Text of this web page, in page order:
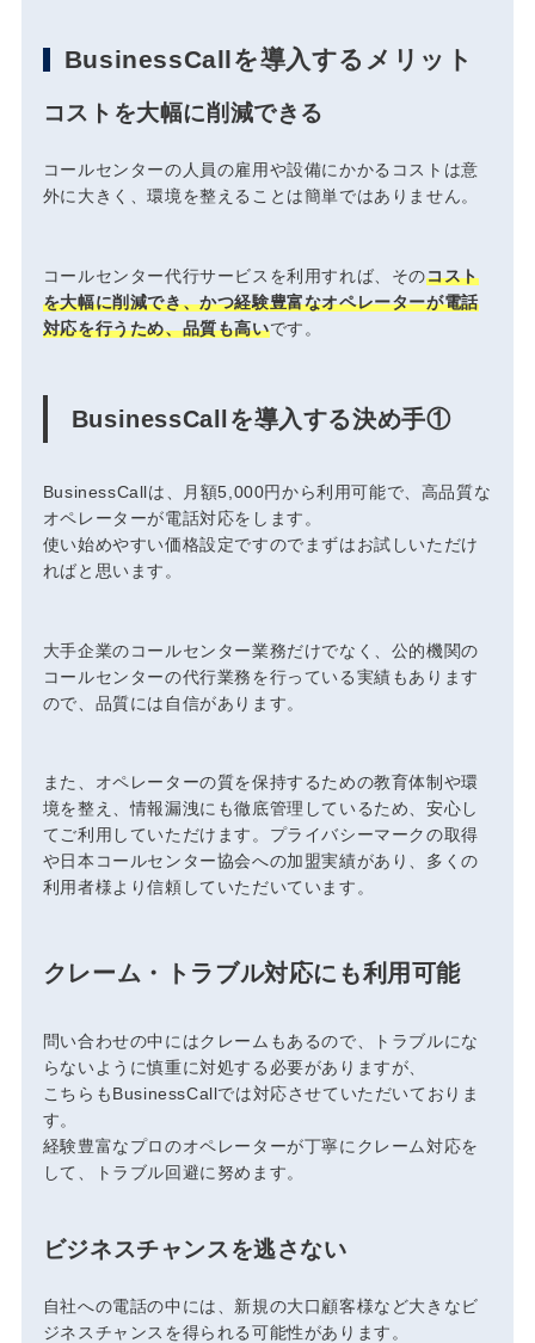
BusinessCallを導入するメリット
コストを大幅に削減できる
コールセンターの人員の雇用や設備にかかるコストは意
外に大きく、環境を整えることは簡単ではありません。
コールセンター代行サービスを利用すれば、そのコスト
を大幅に削減でき、かつ経験豊富なオペレーターが電話
対応を行うため、品質も高いです。
BusinessCallを導入する決め手①
BusinessCallは、 月額5,000円から利用可能で、高品質な
オペレーターが電話対応をします。
使い始めやすい価格設定ですのでまずはお試しいただけ
ればと思います。
大手企業のコールセンター業務だけでなく、公的機関の
コールセンターの代行業務を行っている実績もあります
ので、品質には自信があります。
また、オペレーターの質を保持するための教育体制や環
境を整え、情報漏洩にも徹底管理しているため、安心し
てご利用していただけます。プライバシーマークの取得
や日本コールセンター協会への加盟実績があり、多くの
利用者様より信頼していただいています。
クレーム・トラブル対応にも利用可能
問い合わせの中にはクレームもあるので、トラブルにな
らないように慎重に対処する必要がありますが、
こちらもBusinessCallでは対応させていただいておりま
す。
経験豊富なプロのオペレーターが丁寧にクレーム対応を
して、トラブル回避に努めます。
ビジネスチャンスを逃さない
自社への電話の中には、新規の大口顧客様など大きなビ
ジネスチャンスを得られる可能性があります。